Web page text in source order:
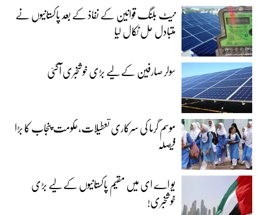
نیٹ بلنگ قوانین کے نفاذ کے بعد پاکستانیوں نے
متبادل حل نکال لیا
سولر صارفین کے لیے بڑی خوشخبری آگئی
موسم گرما کی سرکاری تعطیلات،حکومت پنجاب کا بڑا
فیصلہ
یو اے ای میں مقیم پاکستانیوں کے لیے بڑی
خوشخبری!